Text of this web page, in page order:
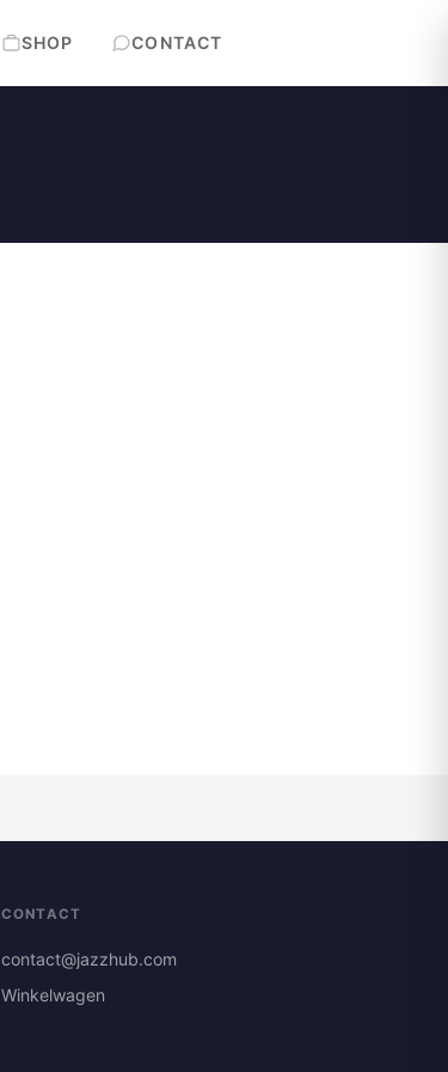
SHOP CONTACT
CONTACT
contact@jazzhub.com
Winkelwagen